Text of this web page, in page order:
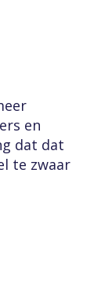
en
dat dat
te zwaar